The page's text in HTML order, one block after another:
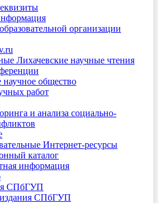
организации
Лихачевские научные чтения
научное общество
работ
и анализа социально-
Интернет-ресурсы
каталог
информация
СПбГУП
СПбГУП